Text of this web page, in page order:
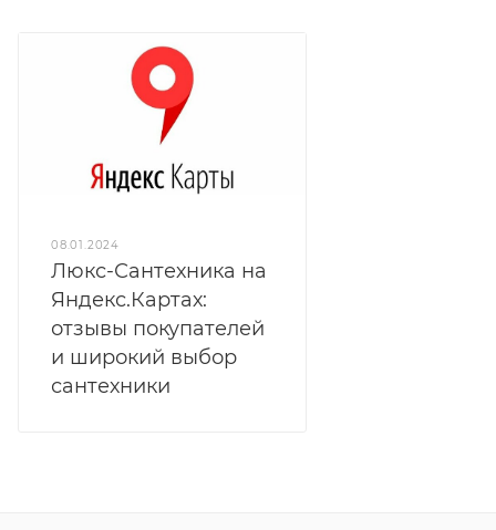
08.01.2024
Люкс-Сантехника на
Яндекс.Картах:
отзывы покупателей
и широкий выбор
сантехники